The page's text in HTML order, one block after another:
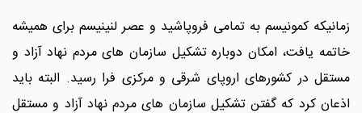
زمانیکه کمونیسم به تمامی فروپاشید و عصر لنینیسم برای همیشه
خاتمه یافت، امکان دوباره تشکیل سازمان های مردم نهاد آزاد و
مستقل در کشورهای اروپای شرقی و مرکزی فرا رسید. البته باید
اذعان کرد که گفتن تشکیل سازمان های مردم نهاد آزاد و مستقل